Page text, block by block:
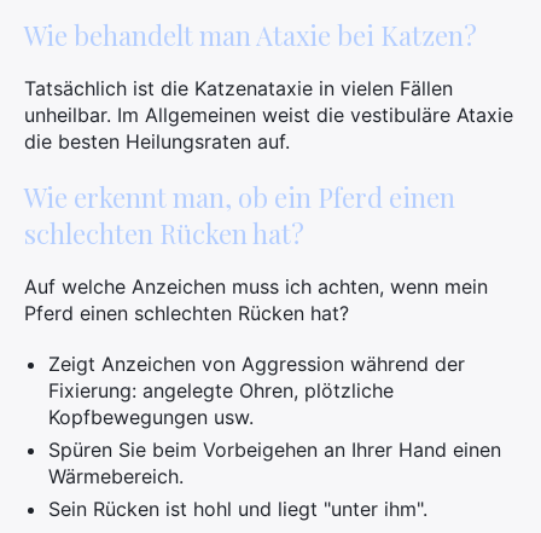
Wie behandelt man Ataxie bei Katzen?
Tatsächlich ist die Katzenataxie in vielen Fällen
unheilbar. Im Allgemeinen weist die vestibuläre Ataxie
die besten Heilungsraten auf.
Wie erkennt man, ob ein Pferd einen
schlechten Rücken hat?
Auf welche Anzeichen muss ich achten, wenn mein
Pferd einen schlechten Rücken hat?
Zeigt Anzeichen von Aggression während der
Fixierung: angelegte Ohren, plötzliche
Kopfbewegungen usw.
Spüren Sie beim Vorbeigehen an Ihrer Hand einen
Wärmebereich.
Sein Rücken ist hohl und liegt "unter ihm".